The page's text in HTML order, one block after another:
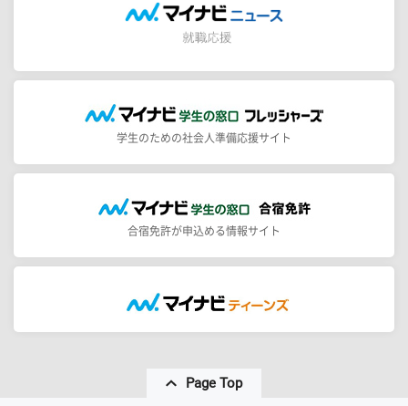
学生のための社会人準備応援サイト
合宿免許が申込める情報サイト
Page Top